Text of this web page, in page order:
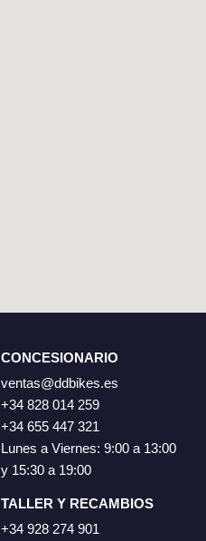
CONCESIONARIO
ventas@ddbikes.es
+34 828 014 259
+34 655 447 321
Lunes a Viernes: 9:00 a 13:00
y 15:30 a 19:00
TALLER Y RECAMBIOS
+34 928 274 901